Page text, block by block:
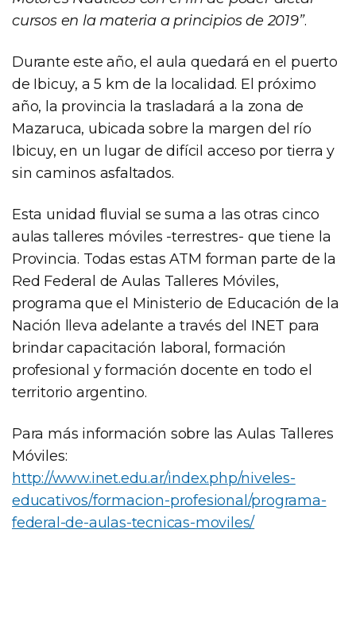
cursos en la materia a principios de 2019”.
Durante este año, el aula quedará en el puerto
de Ibicuy, a 5 km de la localidad. El próximo
año, la provincia la trasladará a la zona de
Mazaruca, ubicada sobre la margen del río
Ibicuy, en un lugar de difícil acceso por tierra y
sin caminos asfaltados.
Esta unidad fluvial se suma a las otras cinco
aulas talleres móviles -terrestres- que tiene la
Provincia. Todas estas ATM forman parte de la
Red Federal de Aulas Talleres Móviles,
programa que el Ministerio de Educación de la
Nación lleva adelante a través del INET para
brindar capacitación laboral, formación
profesional y formación docente en todo el
territorio argentino.
Para más información sobre las Aulas Talleres
Móviles:
http://www.inet.edu.ar/index.php/niveles-
educativos/formacion-profesional/programa-
federal-de-aulas-tecnicas-moviles/